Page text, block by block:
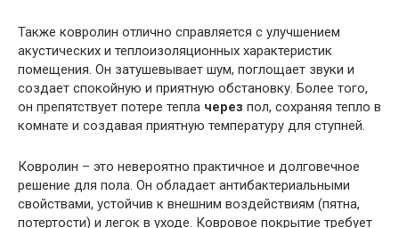
Также ковролин отлично справляется с улучшением
акустических и теплоизоляционных характеристик
помещения. Он затушевывает шум, поглощает звуки и
создает спокойную и приятную обстановку. Более того,
он препятствует потере тепла через пол, сохраняя тепло в
комнате и создавая приятную температуру для ступней.
Ковролин – это невероятно практичное и долговечное
решение для пола. Он обладает антибактериальными
свойствами, устойчив к внешним воздействиям (пятна,
потертости) и легок в уходе. Ковровое покрытие требует